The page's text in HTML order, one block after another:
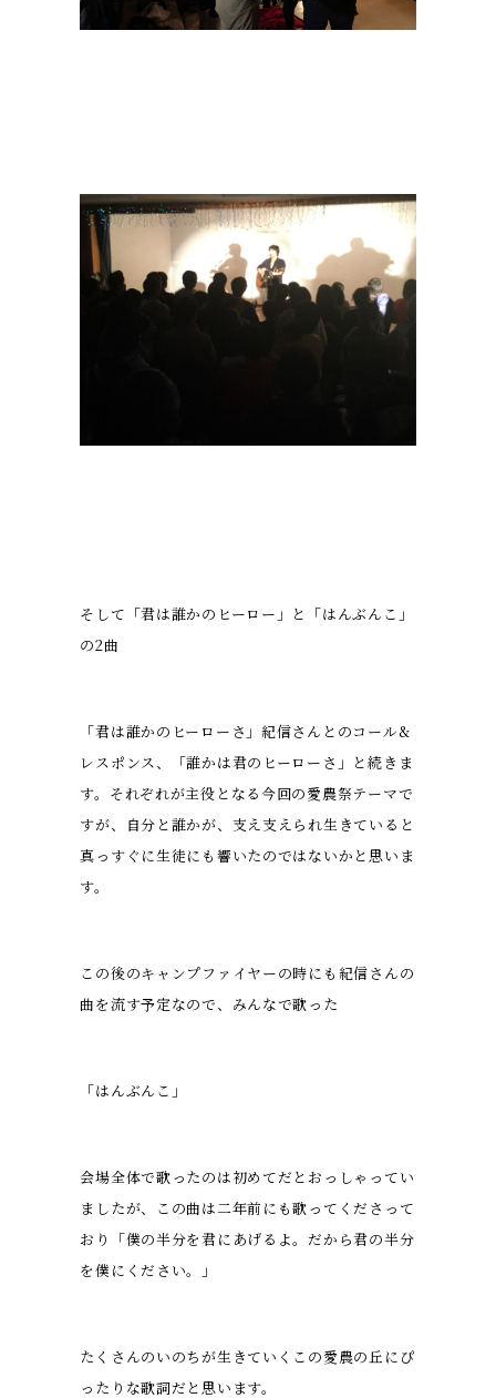
そして「君は誰かのヒーロー」と「はんぶんこ」
の2曲
「君は誰かのヒーローさ」紀信さんとのコール&
レスポンス、「誰かは君のヒーローさ」と続きま
す。それぞれが主役となる今回の愛農祭テーマで
すが、自分と誰かが、支え支えられ生きていると
真っすぐに生徒にも響いたのではないかと思いま
す。
この後のキャンプファイヤーの時にも紀信さんの
曲を流す予定なので、みんなで歌った
「はんぶんこ」
会場全体で歌ったのは初めてだとおっしゃってい
ましたが、この曲は二年前にも歌ってくださって
おり「僕の半分を君にあげるよ。だから君の半分
を僕にください。」
たくさんのいのちが生きていくこの愛農の丘にぴ
ったりな歌詞だと思います。